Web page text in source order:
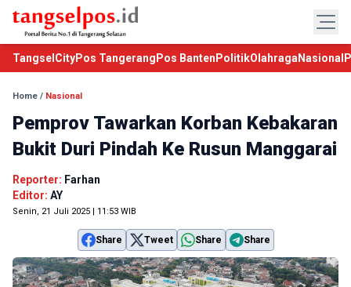
TangselCityPos Tangerang Pos Banten PolitikOlahraga Nasional
Home / Nasional
Pemprov Tawarkan Korban Kebakaran
Bukit Duri Pindah Ke Rusun Manggarai
Reporter: Farhan
Editor: AY
Senin, 21 Juli 2025 | 11:53 WIB
Share Tweet Share Share